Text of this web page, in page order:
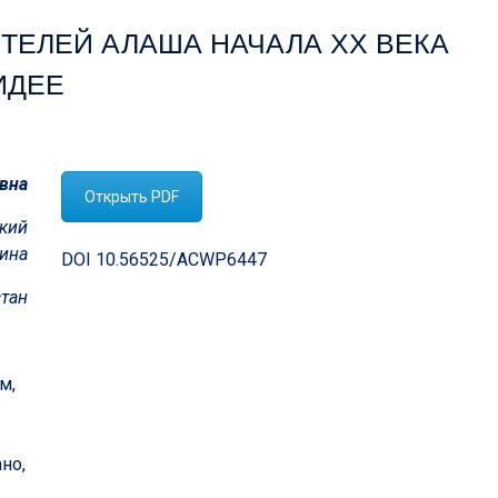
АЛАША НАЧАЛА XX ВЕКА
Открыть PDF
DOI 10.56525/ACWP6447